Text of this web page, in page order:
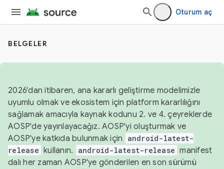
Oturum aç
BELGELER
2026'dan itibaren, ana kararlı geliştirme modelimizle
uyumlu olmak ve ekosistem için platform kararlılığını
sağlamak amacıyla kaynak kodunu 2. ve 4. çeyreklerde
AOSP'de yayınlayacağız. AOSP'yi oluşturmak ve
AOSP'ye katkıda bulunmak için
android-latest-
release kullanın. android-latest-release manifest
dalı her zaman AOSP'ye gönderilen en son sürümü